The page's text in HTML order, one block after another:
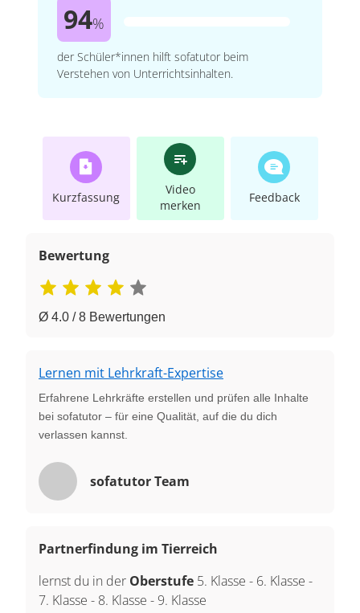
94%
der Schüler*innen hilft sofatutor beim
Verstehen von Unterrichtsinhalten.
Kurzfassung
Video
merken
Feedback
Bewertung
Ø 4.0 / 8 Bewertungen
Lernen mit Lehrkraft-Expertise
Erfahrene Lehrkräfte erstellen und prüfen alle Inhalte
bei sofatutor – für eine Qualität, auf die du dich
verlassen kannst.
sofatutor Team
Partnerfindung im Tierreich
lernst du in der Oberstufe 5. Klasse - 6. Klasse -
7. Klasse - 8. Klasse -9. Klasse